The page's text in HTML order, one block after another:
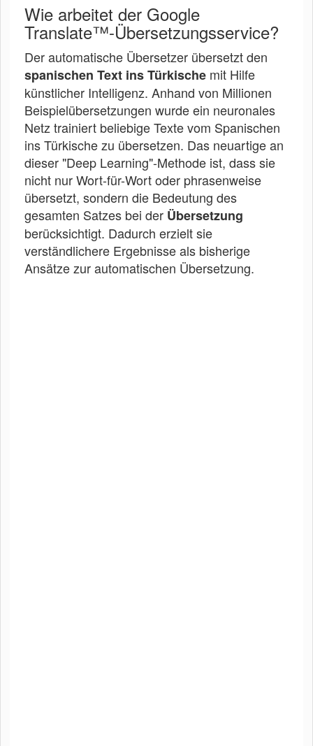
Wie arbeitet der Google
Translate™-Übersetzungsservice?
Der automatische Übersetzer übersetzt den
spanischen Text ins Türkische mit Hilfe
künstlicher Intelligenz. Anhand von Millionen
Beispielübersetzungen wurde ein neuronales
Netz trainiert beliebige Texte vom Spanischen
ins Türkische zu übersetzen. Das neuartige an
dieser "Deep Learning"-Methode ist, dass sie
nicht nur Wort-für-Wort oder phrasenweise
übersetzt, sondern die Bedeutung des
gesamten Satzes bei der Übersetzung
berücksichtigt. Dadurch erzielt sie
verständlichere Ergebnisse als bisherige
Ansätze zur automatischen Übersetzung.